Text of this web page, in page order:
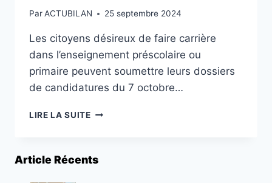
ParACTUBILAN 25 septembre 2024
Les citoyens désireux de faire carrière
dans l’enseignement préscolaire ou
primaire peuvent soumettre leurs dossiers
de candidatures du 7 octobre…
LIRE LA SUITETOGO:
À
Article Récents